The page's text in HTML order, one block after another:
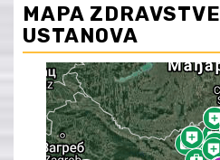
MAPA
USTANOVA